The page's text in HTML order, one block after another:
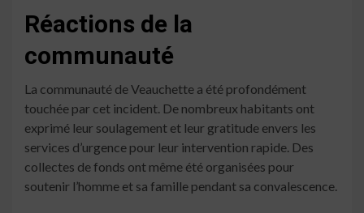
Réactions de la
communauté
La communauté de Veauchette a été profondément
touchée par cet incident. De nombreux habitants ont
exprimé leur soulagement et leur gratitude envers les
services d’urgence pour leur intervention rapide. Des
collectes de fonds ont même été organisées pour
soutenir l’homme et sa famille pendant sa convalescence.